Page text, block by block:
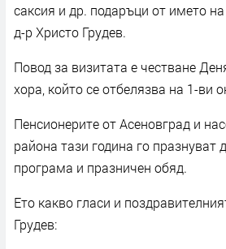
саксия и др. подаръци от името
д-р Христо Грудев.
Повод за визитата е честване
хора, който се отбелязва на 1-ви
Пенсионерите от Асеновград и
района тази година го празнуват
програма и празничен обяд.
Ето какво гласи и
Грудев: